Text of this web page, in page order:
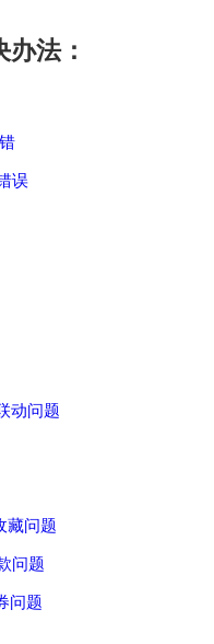
法：
误
动问题
藏问题
问题
问题